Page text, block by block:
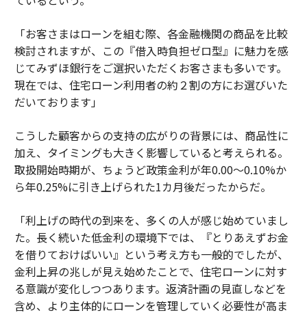
「お客さまはローンを組む際、各金融機関の商品を比較
検討されますが、この『借入時負担ゼロ型』に魅力を感
じてみずほ銀行をご選択いただくお客さまも多いです。
現在では、住宅ローン利用者の約２割の方にお選びいた
だいております」
こうした顧客からの支持の広がりの背景には、商品性に
加え、タイミングも大きく影響していると考えられる。
取扱開始時期が、ちょうど政策金利が年0.00〜0.10%か
ら年0.25%に引き上げられた1カ月後だったからだ。
「利上げの時代の到来を、多くの人が感じ始めていまし
た。長く続いた低金利の環境下では、『とりあえずお金
を借りておけばいい』という考え方も一般的でしたが、
金利上昇の兆しが見え始めたことで、住宅ローンに対す
る意識が変化しつつあります。返済計画の見直しなどを
含め、より主体的にローンを管理していく必要性が高ま